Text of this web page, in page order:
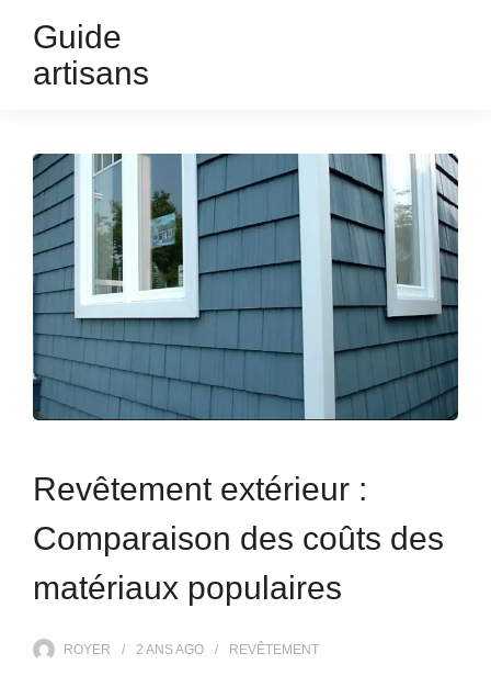
Guide
artisans
Revêtement extérieur :
Comparaison des coûts des
matériaux populaires
ROYER 2 ANSAGO REVÊTEMENT